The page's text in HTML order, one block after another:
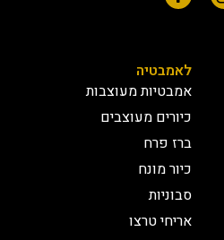
לאמבטיה
אמבטיות מעוצבות
כיורים מעוצבים
ברז פרח
כיור מונח
סבוניות
אריחי טרצו